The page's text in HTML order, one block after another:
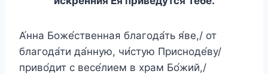
А́нна Боже́ственная благода́ть я́ве,/ от
благода́ти да́нную, чи́стую Присноде́ву/
приво́дит с весе́лием в храм Бо́жий,/